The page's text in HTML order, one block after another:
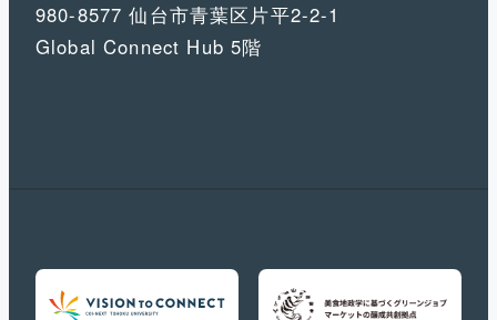
980-8577 仙台市青葉区片平2-2-1
Global Connect Hub 5階